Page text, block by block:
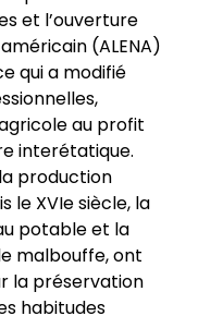
et l’ouverture
(ALENA)
qui a modifié
au profit
interétatique.
production
le XVIe siècle, la
potable et la
malbouffe, ont
la préservation
habitudes